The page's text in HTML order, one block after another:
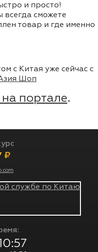
и просто!
всегда сможете
товар и где именно
с Китая уже сейчас с
Шоп
на портале.
₽